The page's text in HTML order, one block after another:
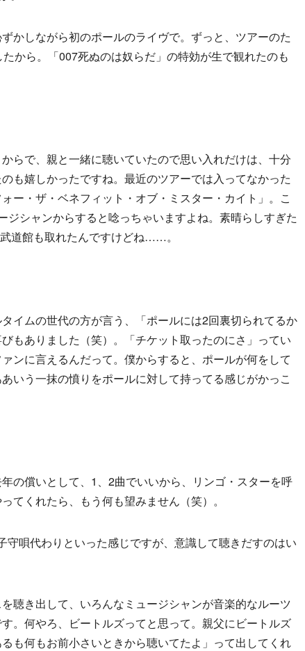
かしながら初のポールのライヴで。ずっと、ツアーのた
から。「007死ぬのは奴らだ」の特効が生で観れたのも
らで、親と一緒に聴いていたので思い入れだけは、十分
も嬉しかったですね。最近のツアーでは入ってなかった
ー・ザ・ベネフィット・オブ・ミスター・カイト」。こ
ジシャンからすると唸っちゃいますよね。素晴らしすぎた
道館も取れたんですけどね……。
イムの世代の方が言う、「ポールには2回裏切られてるか
もありました（笑）。「チケット取ったのにさ」ってい
ンに言えるんだって。僕からすると、ポールが何をして
いう一抹の憤りをポールに対して持ってる感じがかっこ
の償いとして、1、2曲でいいから、リンゴ・スターを呼
てくれたら、もう何も望みません（笑）。
唄代わりといった感じですが、意識して聴きだすのはい
聴き出して、いろんなミュージシャンが音楽的なルーツ
。何やろ、ビートルズってと思って。親父にビートルズ
も何もお前小さいときから聴いてたよ」って出してくれ